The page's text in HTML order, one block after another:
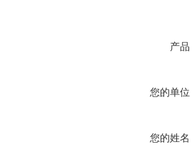
产品
您的单位
您的姓名